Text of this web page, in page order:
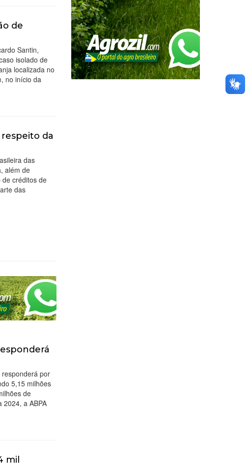
de
Santin,
isolado de
localizada no
no início da
da
das
além de
créditos de
das
responderá por
5,15 milhões
de
2024, a ABPA
mil